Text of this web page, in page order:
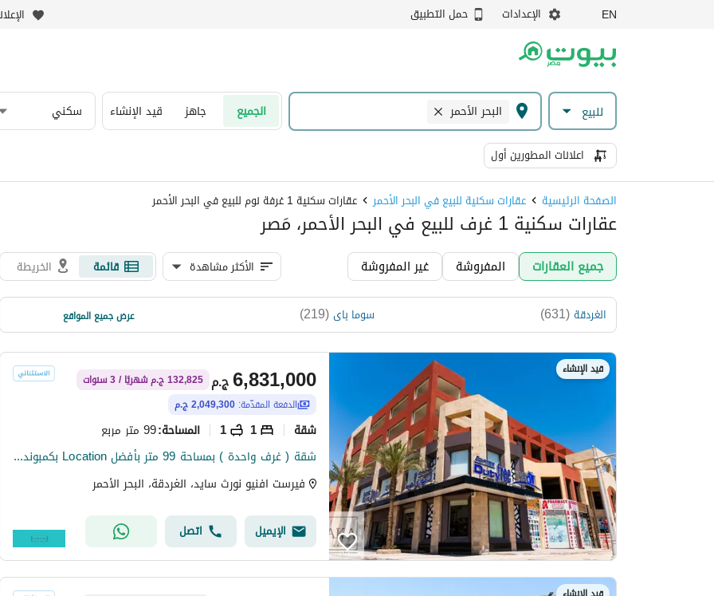
EN الإعدادات حمل التطبيق
للبيع البحر الأحمر الجميع جاهز قيد الإنشاء سكني
اعلانات المطورين أول
الصفحة الرئيسية عقارات سكنية للبيع في البحر الأحمر عقارات سكنية 1 غرفة نوم للبيع في البحر الأحمر
عقارات سكنية 1 غرف للبيع في البحر الأحمر، مَصر
جميع العقارات المفروشة غير المفروشة الأكثر مشاهدة قائمة الخريطة
الغردقة(
631
) سوما باى(
219
) مكادى باى
(
60
)
سهل حشيش
(
47
)
عرض جميع المواقع
قيد الإنشاء
ج.م6,831,000
132,825 ج.م شهريًا / 3 سنوات
الدفعة المقدّمة: 2,049,300 ج.م
شقة 1
1 المساحة:99 متر مربع
شقة ( غرف واحدة ) بمساحة 99 متر بأفضل Location بكمبوند رائع الخدمات على الممشى السياحى مباشرة ( Hurghada - البحر الأحمر ) من أكا للتنمية العقارية .
فيرست افنيو نورث سايد، الغردقة، البحر الأحمر
الإيميل اتصل